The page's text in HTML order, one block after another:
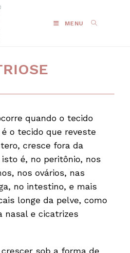
MENU
quando o tecido
o tecido que reveste
cresce fora da
é, no peritônio, nos
nos ovários, nas
no intestino, e mais
longe da pelve, como
nasal e cicatrizes
sob a forma de